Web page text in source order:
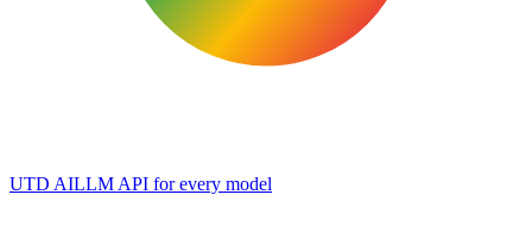
UTD AILLM API for every model